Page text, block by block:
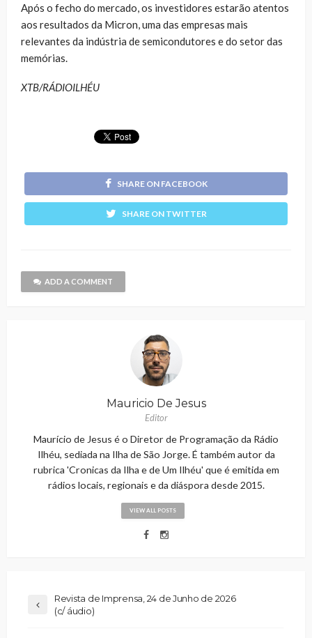
Após o fecho do mercado, os investidores estarão atentos
aos resultados da Micron, uma das empresas mais
relevantes da indústria de semicondutores e do setor das
memórias.
XTB/RÁDIOILHÉU
SHARE ON FACEBOOK
SHARE ON TWITTER
ADD A COMMENT
Mauricio De Jesus
Editor
Maurício de Jesus é o Diretor de Programação da Rádio
Ilhéu, sediada na Ilha de São Jorge. É também autor da
rubrica 'Cronicas da Ilha e de Um Ilhéu' que é emitida em
rádios locais, regionais e da diáspora desde 2015.
VIEW ALL POSTS
Revista de Imprensa, 24 de Junho de 2026
(c/ áudio)